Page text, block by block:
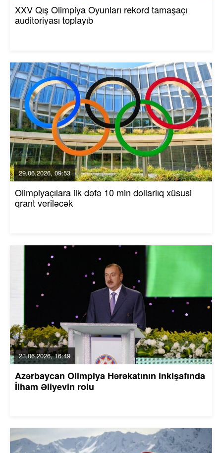
XXV Qış Olimpiya Oyunları rekord tamaşaçı
auditoriyası toplayıb
29.06.2026, 09:53
Olimpiyaçılara ilk dəfə 10 min dollarlıq xüsusi
qrant veriləcək
23.06.2026, 16:49
Azərbaycan Olimpiya Hərəkatının inkişafında
İlham Əliyevin rolu